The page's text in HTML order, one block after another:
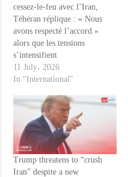
cessez-le-feu avec l’Iran,
Téhéran réplique : « Nous
avons respecté l’accord »
alors que les tensions
s’intensifient
11 July، 2026
In "International"
Trump threatens to “crush
Iran” despite a new